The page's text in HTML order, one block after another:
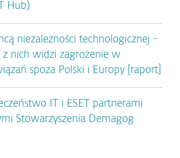
Hub)
niezależności technologicznej -
z nich widzi zagrożenie w
spoza Polski i Europy [raport]
IT i ESET partnerami
Stowarzyszenia Demagog